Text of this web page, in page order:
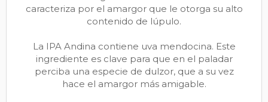
caracteriza por el amargor que le otorga su alto
contenido de lúpulo.
La IPA Andina contiene uva mendocina. Este
ingrediente es clave para que en el paladar
perciba una especie de dulzor, que a su vez
hace el amargor más amigable.